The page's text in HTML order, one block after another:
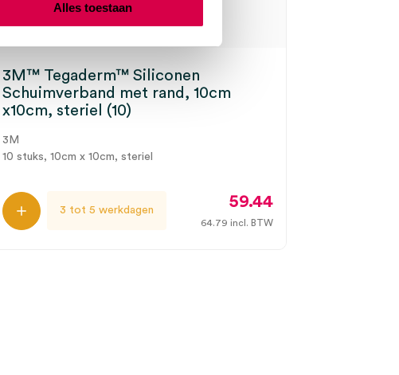
Alles toestaan
3M™ Tegaderm™ Siliconen
Schuimverband met rand, 10cm
x10cm, steriel (10)
3M
10 stuks, 10cm x 10cm, steriel
3 tot 5 werkdagen 59.44
64.79 incl. BTW